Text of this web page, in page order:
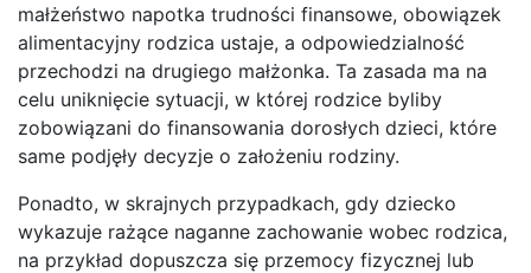
małżeństwo napotka trudności finansowe, obowiązek
alimentacyjny rodzica ustaje, a odpowiedzialność
przechodzi na drugiego małżonka. Ta zasada ma na
celu uniknięcie sytuacji, w której rodzice byliby
zobowiązani do finansowania dorosłych dzieci, które
same podjęły decyzje o założeniu rodziny.
Ponadto, w skrajnych przypadkach, gdy dziecko
wykazuje rażące naganne zachowanie wobec rodzica,
na przykład dopuszcza się przemocy fizycznej lub